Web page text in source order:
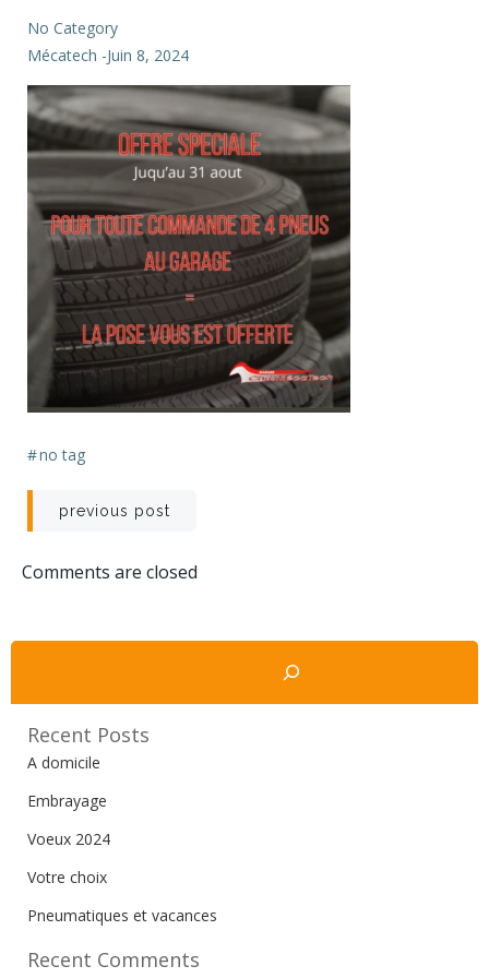
No Category
Mécatech -Juin 8, 2024
#no tag
Navigation
de
previous post
Comments are closed
Rechercher
Recent Posts
A domicile
Embrayage
Voeux 2024
Votre choix
Pneumatiques et vacances
Recent Comments